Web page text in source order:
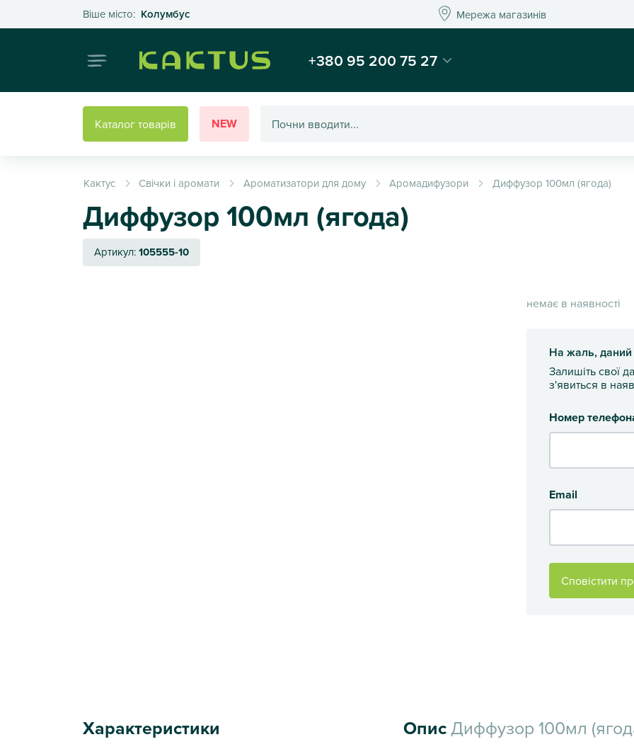
Віше місто: КолумбусОберіть своє місто Мережа магазинівМережа
Інтернет-магазин подарунків та декору - Kaktus
+380 95 200 75 27
Каталог товарів NEW
Кактус Свічки і аромати Ароматизатори для дому Аромадифузори Диффузор 100мл (ягода)
Диффузор 100мл (ягода)
Артикул:105555-10
немає в наявності
На жаль, даний
Залишіть свої
з'явиться в
Номер
Email
Сповістити
Характеристики ОписДиффузор 100мл